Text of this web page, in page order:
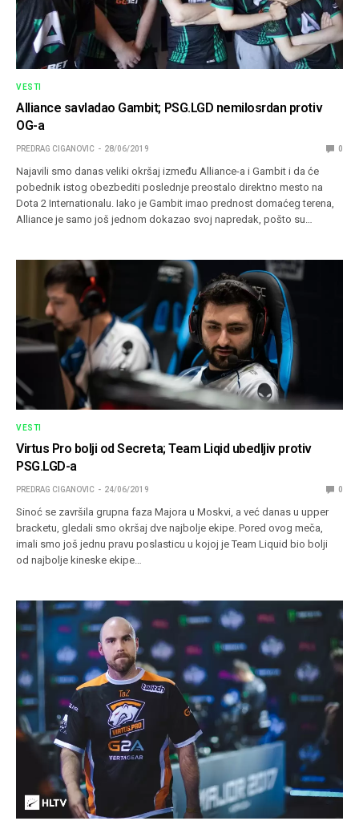
VESTI
Alliance savladao Gambit; PSG.LGD nemilosrdan protiv
OG-a
PREDRAG CIGANOVIC 28/06/2019 0
Najavili smo danas veliki okršaj između Alliance-a i Gambit i da će
pobednik istog obezbediti poslednje preostalo direktno mesto na
Dota 2 Internationalu. Iako je Gambit imao prednost domaćeg terena,
Alliance je samo još jednom dokazao svoj napredak, pošto su…
VESTI
Virtus Pro bolji od Secreta; Team Liqid ubedljiv protiv
PSG.LGD-a
PREDRAG CIGANOVIC 24/06/2019 0
Sinoć se završila grupna faza Majora u Moskvi, a već danas u upper
bracketu, gledali smo okršaj dve najbolje ekipe. Pored ovog meča,
imali smo još jednu pravu poslasticu u kojoj je Team Liquid bio bolji
od najbolje kineske ekipe…